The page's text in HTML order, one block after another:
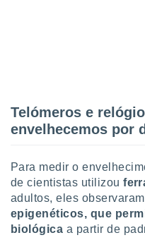
ou aceder
num
para
Telómeros e
envelhecemos por
Para medir o
de cientistas utilizou
adultos, eles
epigenéticos, que
biológica a partir de